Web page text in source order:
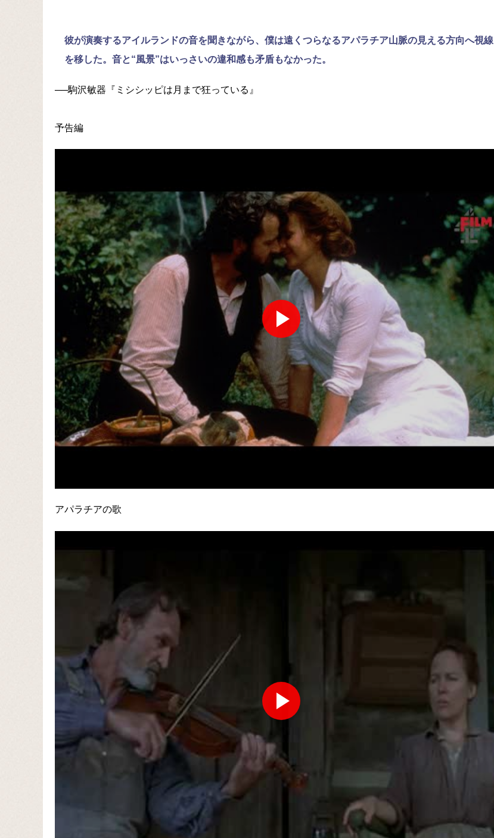
彼が演奏するアイルランドの音を聞きながら、僕は遠くつらなるアパラチア山脈の見える方向へ視線
を移した。音と“風景”はいっさいの違和感も矛盾もなかった。
──駒沢敏器『ミシシッピは月まで狂っている』
予告編
アパラチアの歌